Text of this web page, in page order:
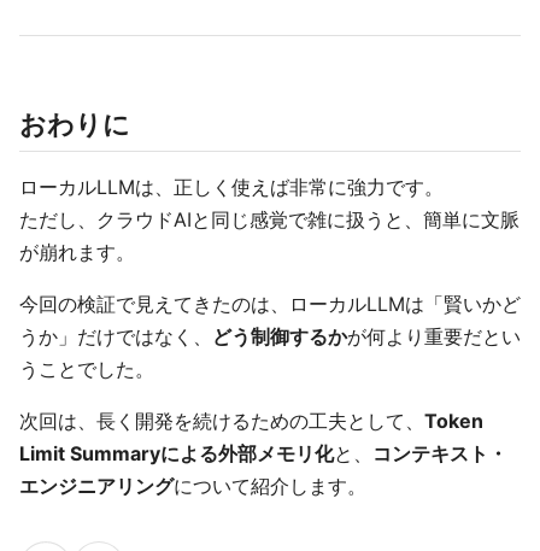
おわりに
ローカルLLMは、正しく使えば非常に強力です。
ただし、クラウドAIと同じ感覚で雑に扱うと、簡単に文脈
が崩れます。
今回の検証で見えてきたのは、ローカルLLMは「賢いかど
うか」だけではなく、 どう制御するかが何より重要だとい
うことでした。
次回は、長く開発を続けるための工夫として、 Token
Limit Summaryによる外部メモリ化と、 コンテキスト・
エンジニアリングについて紹介します。